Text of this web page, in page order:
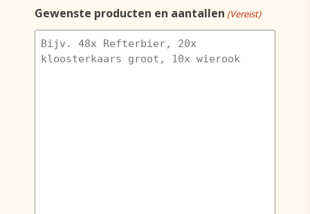
Gewenste producten en aantallen (Vereist)